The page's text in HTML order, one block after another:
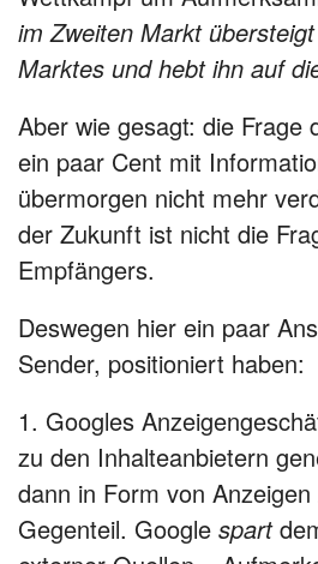
im Zweiten Markt
Marktes und hebt ihn auf
Aber wie gesagt: die Frage
ein paar Cent mit
übermorgen nicht mehr
der Zukunft ist nicht die
Empfängers.
Deswegen hier ein paar
Sender, positioniert haben:
1. Googles
zu den Inhalteanbietern
dann in Form von
Gegenteil. Google spart